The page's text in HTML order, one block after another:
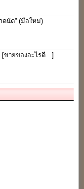
ดนัด” (มือใหม่)
[ขายของอะไรดี…]